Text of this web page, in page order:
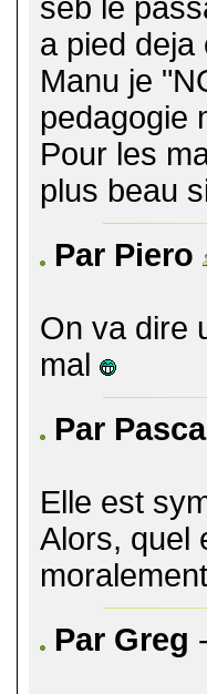
seb le
a pied
Manu je
pedagogie
Pour les
plus beau
Par Piero
On va dire
mal
Par
Elle est
Alors, quel
Par Greg